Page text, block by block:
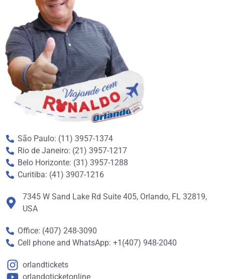
São Paulo: (11) 3957-1374
Rio de Janeiro: (21) 3957-1217
Belo Horizonte: (31) 3957-1288
Curitiba: (41) 3907-1216
7345 W Sand Lake Rd Suite 405, Orlando, FL 32819,
USA
Office: (407) 248-3090
Cell phone and WhatsApp: +1(407) 948-2040
orlandtickets
orlandoticketonline